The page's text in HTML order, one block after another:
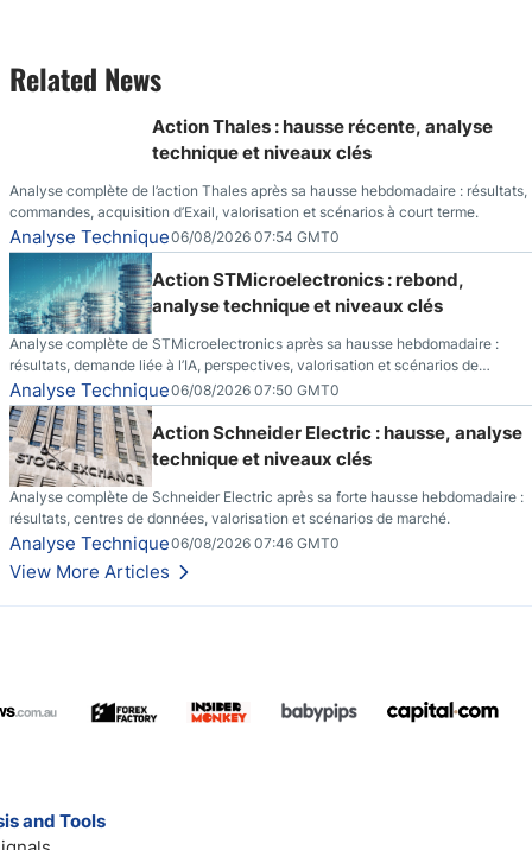
Related News
Action Thales : hausse récente, analyse
technique et niveaux clés
Analyse complète de l’action Thales après sa hausse hebdomadaire : résultats,
commandes, acquisition d’Exail, valorisation et scénarios à court terme.
Analyse Technique06/08/2026 07:54 GMT0
Action STMicroelectronics : rebond,
analyse technique et niveaux clés
Analyse complète de STMicroelectronics après sa hausse hebdomadaire :
résultats, demande liée à l’IA, perspectives, valorisation et scénarios de
marché.
Analyse Technique06/08/2026 07:50 GMT0
Action Schneider Electric : hausse, analyse
technique et niveaux clés
Analyse complète de Schneider Electric après sa forte hausse hebdomadaire :
résultats, centres de données, valorisation et scénarios de marché.
Analyse Technique06/08/2026 07:46 GMT0
View More Articles
and Tools